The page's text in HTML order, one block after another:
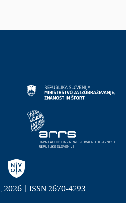
, 2026 | ISSN 2670-4293